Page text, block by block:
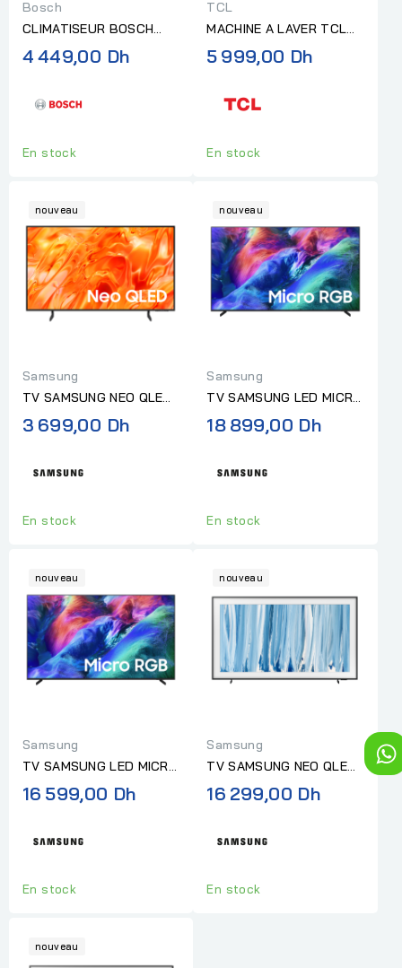
Bosch
CLIMATISEUR BOSCH
9000 INVERTER
CLL5000I 26 (Sans
4 449,00 Dh
En stock
TCL
MACHINE A LAVER TCL
12KG 1200TR DIRECT
DRIVE DARK GREY
5 999,00 Dh
En stock
nouveau
Samsung
TV SAMSUNG NEO QLED
43 POUCES SMART 4K
3 699,00 Dh
En stock
nouveau
Samsung
TV SAMSUNG LED MICRO
RGB 75 POUCES SMART
4K
18 899,00 Dh
En stock
nouveau
Samsung
TV SAMSUNG LED MICRO
RGB 65 POUCES SMART
4K
16 599,00 Dh
En stock
nouveau
Samsung
TV SAMSUNG NEO QLED
65 POUCES SMART 4K
16 299,00 Dh
En stock
nouveau